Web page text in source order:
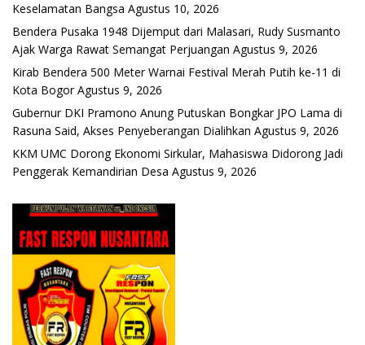
Keselamatan Bangsa Agustus 10, 2026
Bendera Pusaka 1948 Dijemput dari Malasari, Rudy Susmanto
Ajak Warga Rawat Semangat Perjuangan Agustus 9, 2026
Kirab Bendera 500 Meter Warnai Festival Merah Putih ke-11 di
Kota Bogor Agustus 9, 2026
Gubernur DKI Pramono Anung Putuskan Bongkar JPO Lama di
Rasuna Said, Akses Penyeberangan Dialihkan Agustus 9, 2026
KKM UMC Dorong Ekonomi Sirkular, Mahasiswa Didorong Jadi
Penggerak Kemandirian Desa Agustus 9, 2026